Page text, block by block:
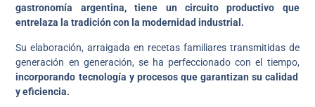
gastronomía argentina, tiene un circuito productivo que
entrelaza la tradición con la modernidad industrial.
Su elaboración, arraigada en recetas familiares transmitidas de
generación en generación, se ha perfeccionado con el tiempo,
incorporando tecnología y procesos que garantizan su calidad
y eficiencia.